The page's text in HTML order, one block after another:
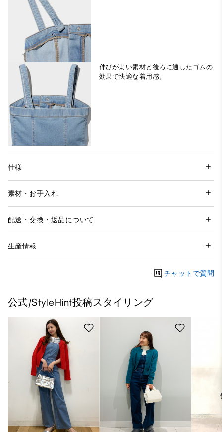
伸びがよい素材と後ろに通したゴムの
効果で快適な着用感。
仕様
素材・お手入れ
配送・交換・返品について
生産情報
チャットで質問
公式/StyleHint投稿スタイリング